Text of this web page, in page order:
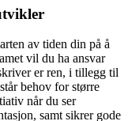
av tiden din på å
vil du ha ansvar
er ren, i tillegg til
behov for større
når du ser
samt sikrer gode